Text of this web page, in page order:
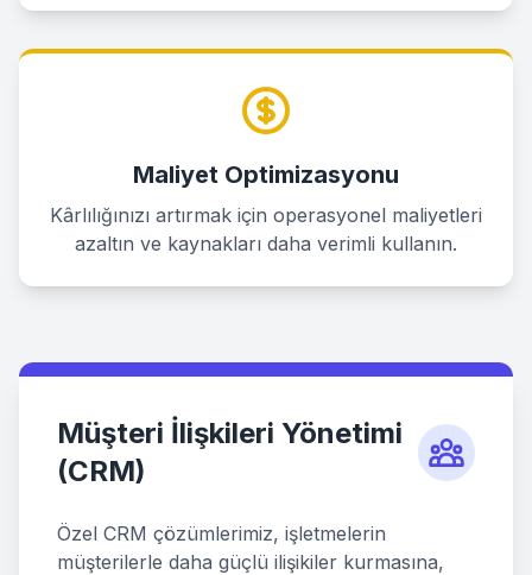
Maliyet Optimizasyonu
Kârlılığınızı artırmak için operasyonel maliyetleri
azaltın ve kaynakları daha verimli kullanın.
Müşteri İlişkileri Yönetimi
(CRM)
Özel CRM çözümlerimiz, işletmelerin
müşterilerle daha güçlü ilişikiler kurmasına,